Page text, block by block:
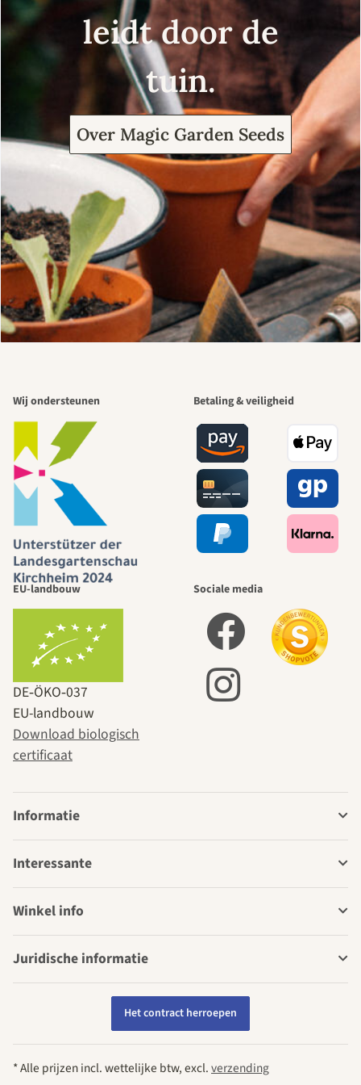
leidt door de
tuin.
Over Magic Garden Seeds
Wij ondersteunen Betaling & veiligheid
EU-landbouw
DE‑ÖKO‑037
EU-landbouw
Download biologisch
certificaat
Sociale media
Informatie
Interessante
Winkel info
Juridische informatie
Het contract herroepen
* Alle prijzen incl. wettelijke btw, excl.verzending